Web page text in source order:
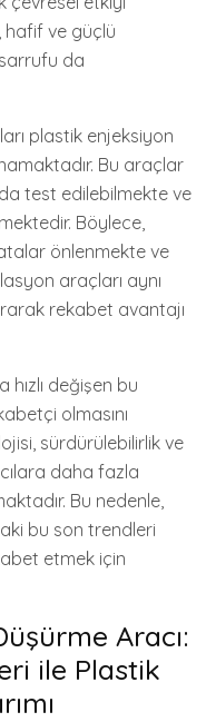
hafif ve güçlü
da
plastik enjeksiyon
Bu araçlar
test edilebilmekte ve
Böylece,
önlenmekte ve
araçları aynı
rekabet avantajı
hızlı değişen bu
olmasını
sürdürülebilirlik ve
daha fazla
Bu nedenle,
bu son trendleri
etmek için
Aracı:
ile Plastik